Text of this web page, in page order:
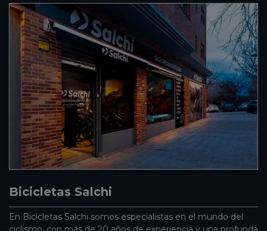
Bicicletas Salchi
En Bicicletas Salchi somos especialistas en el mundo del